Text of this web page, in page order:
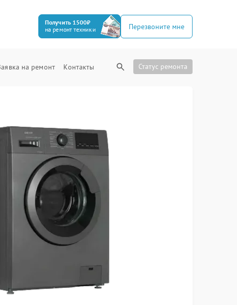
Получить 1500₽
на ремонт техники
Перезвоните мне
на ремонт Контакты Статус ремонта